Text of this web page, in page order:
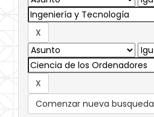
Comenzar nueva busqueda